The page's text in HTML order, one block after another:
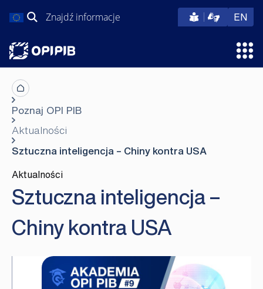
do
Szukaj: EN
Poznaj OPI PIB
Aktualności
Sztuczna inteligencja – Chiny kontra USA
Sztuczna inteligencja –
Chiny kontra USA
Aktualności